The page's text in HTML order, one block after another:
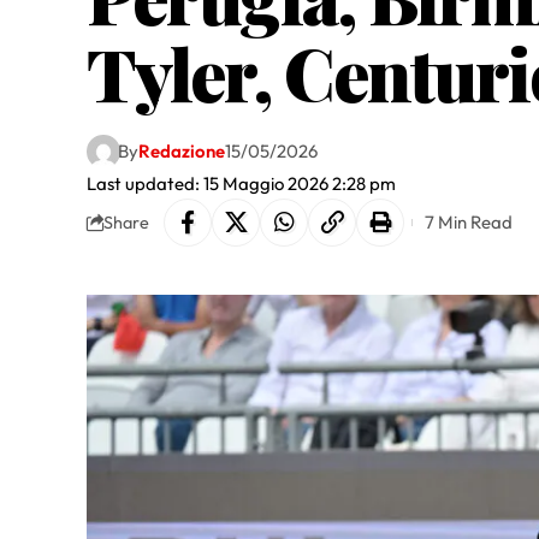
Tyler,
Last updated: 15 Maggio 2026 2:28 pm
ByRedazione15/05/2026
Share 7 Min Read